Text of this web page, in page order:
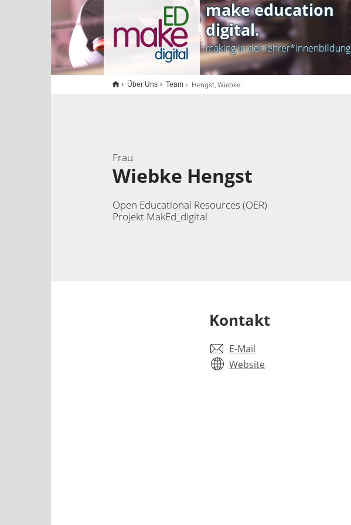
make education
digital.
making in der lehrer*innenbildung
Über Uns Team Hengst, Wiebke
Wiebke Hengst
Frau
Open Educational Resources (OER)
Projekt MakEd_digital
Kontakt
E-Mail
Website